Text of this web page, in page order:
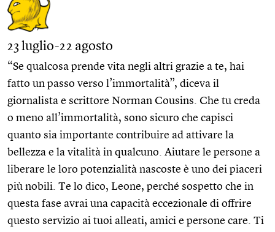
23 luglio-22 agosto
“Se qualcosa prende vita negli altri grazie a te, hai
fatto un passo verso l’immortalità”, diceva il
giornalista e scrittore Norman Cousins. Che tu creda
o meno all’immortalità, sono sicuro che capisci
quanto sia importante contribuire ad attivare la
bellezza e la vitalità in qualcuno. Aiutare le persone a
liberare le loro potenzialità nascoste è uno dei piaceri
più nobili. Te lo dico, Leone, perché sospetto che in
questa fase avrai una capacità eccezionale di offrire
questo servizio ai tuoi alleati, amici e persone care. Ti